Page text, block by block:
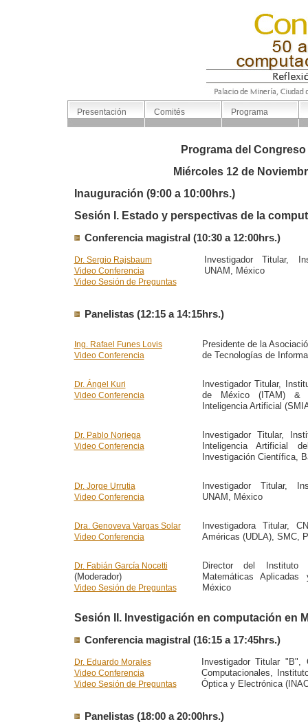
Presentación Comités Programa
Programa del Congreso
Miércoles 12 de
Inauguración (9:00 a 10:00hrs.)
Sesión I. Estado y perspectivas de la
Conferencia magistral (10:30 a 12:00hrs.)
Dr. Sergio Rajsbaum
Video Conferencia
Video Sesión de Preguntas
Investigador Titular,
UNAM, México
Panelistas (12:15 a 14:15hrs.)
Ing. Rafael Funes Lovis
Video Conferencia
Presidente de la
de Tecnologías de
Dr. Ángel Kuri
Video Conferencia
Investigador Titular,
de México (ITAM) &
Inteligencia Artificial
Dr. Pablo Noriega
Video Conferencia
Investigador Titular,
Inteligencia Artificial
Investigación Científica,
Dr. Jorge Urrutia
Video Conferencia
Investigador Titular,
UNAM, México
Dra. Genoveva Vargas Solar
Video Conferencia
Investigadora Titular,
Américas (UDLA), SMC,
Dr. Fabián García Nocetti
(Moderador)
Video Sesión de Preguntas
Director del Instituto
Matemáticas
México
Sesión II. Investigación en computación en
Conferencia magistral (16:15 a 17:45hrs.)
Dr. Eduardo Morales
Video Conferencia
Video Sesión de Preguntas
Investigador Titular "B",
Computacionales,
Óptica y Electrónica
Panelistas (18:00 a 20:00hrs.)